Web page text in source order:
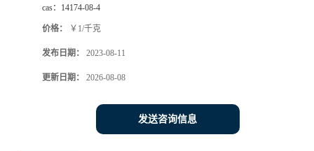
cas： 14174-08-4
价格： ￥1/千克
发布日期： 2023-08-11
更新日期： 2026-08-08
发送咨询信息